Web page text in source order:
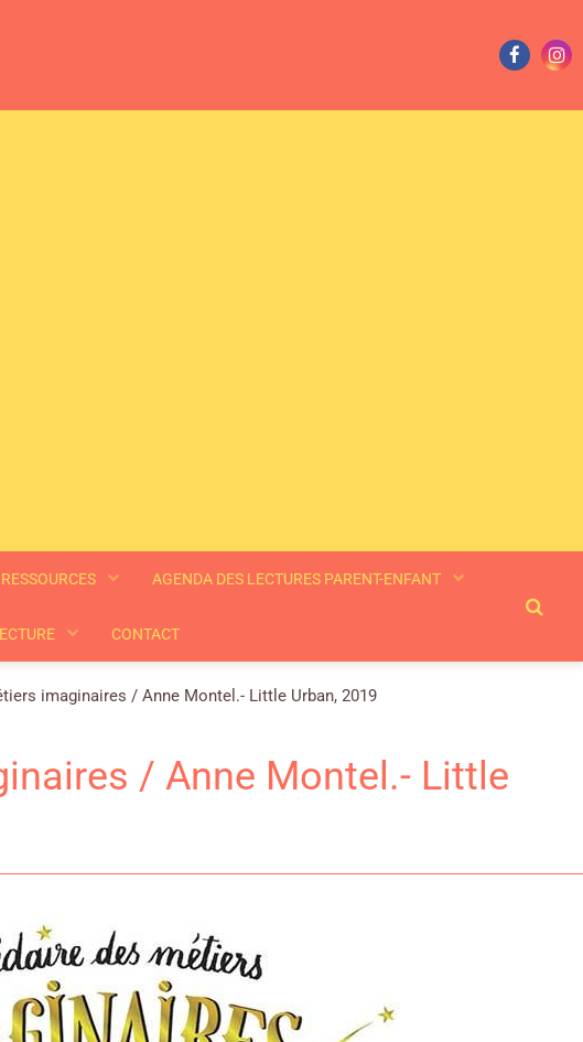
AGENDA DES LECTURES PARENT-ENFANT
CONTACT
imaginaires / Anne Montel.- Little Urban, 2019
/ Anne Montel.- Little